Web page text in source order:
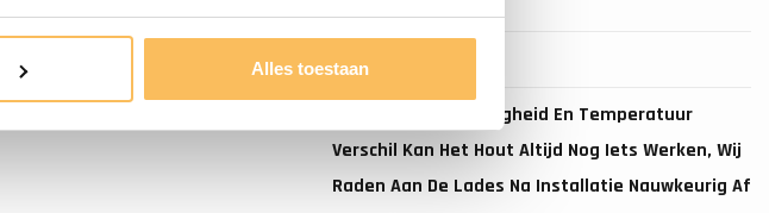
Alles toestaan
Aantal Kraangaten 0
Door De Luchtvochtigheid En Temperatuur
Verschil Kan Het Hout Altijd Nog Iets Werken, Wij
Raden Aan De Lades Na Installatie Nauwkeurig Af